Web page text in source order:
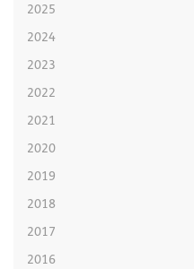
2025
2024
2023
2022
2021
2020
2019
2018
2017
2016